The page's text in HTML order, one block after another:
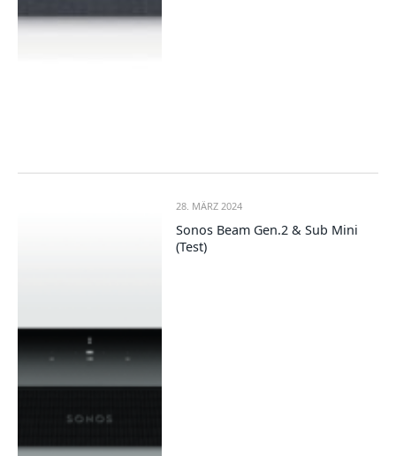
28. MÄRZ 2024
Sonos Beam Gen.2 & Sub Mini
(Test)